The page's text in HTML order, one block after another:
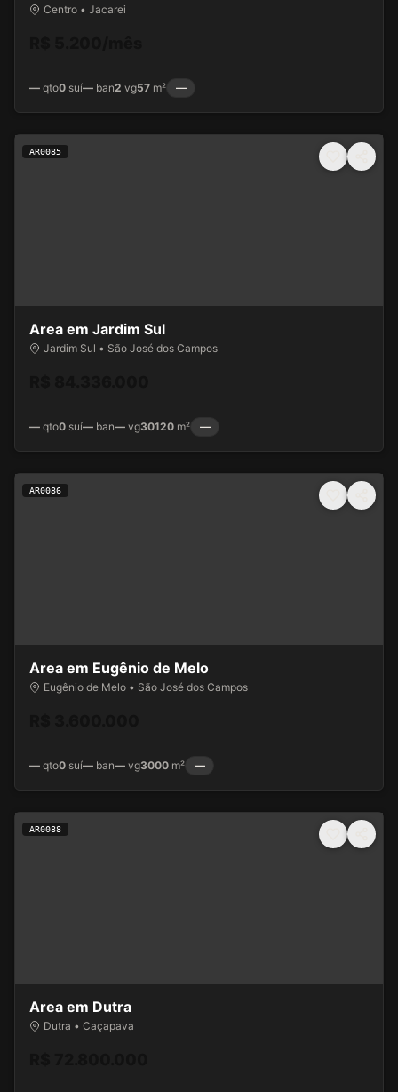
Centro • Jacarei
— qto0 suí— ban2 vg57 m² —
AR0085
Area em Jardim Sul
Jardim Sul • São José dos Campos
— qto0 suí— ban— vg30120 m² —
AR0086
Area em Eugênio de Melo
Eugênio de Melo • São José dos Campos
— qto0 suí— ban— vg3000 m² —
AR0088
Area em Dutra
Dutra • Caçapava